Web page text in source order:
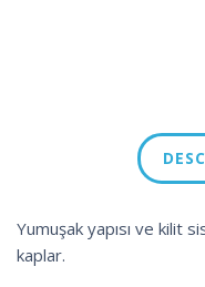
Yumuşak yapısı ve kilit
kaplar.